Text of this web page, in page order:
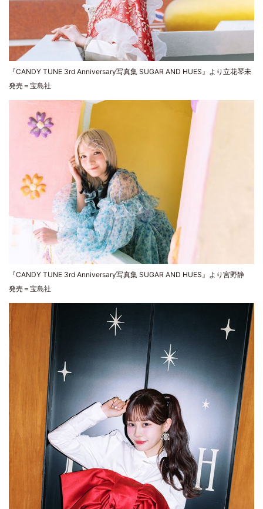
『CANDY TUNE 3rd Anniversary写真集 SUGAR AND HUES』より立花琴未
発売＝宝島社
『CANDY TUNE 3rd Anniversary写真集 SUGAR AND HUES』より宮野静
発売＝宝島社